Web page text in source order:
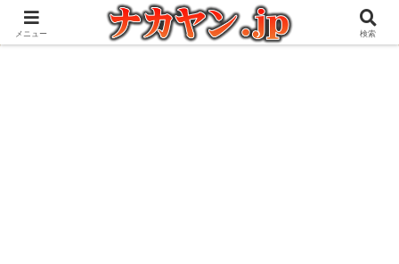
アウトドアとガジェット好きな管理人の愉快な日々を綴るブログ
メニュー 検索